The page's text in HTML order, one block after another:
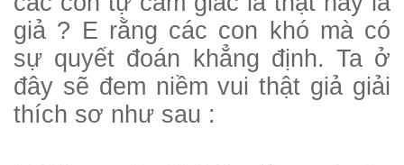
giả ? E rằng các con khó mà có
sự quyết đoán khẳng định. Ta ở
đây sẽ đem niềm vui thật giả giải
thích sơ như sau :